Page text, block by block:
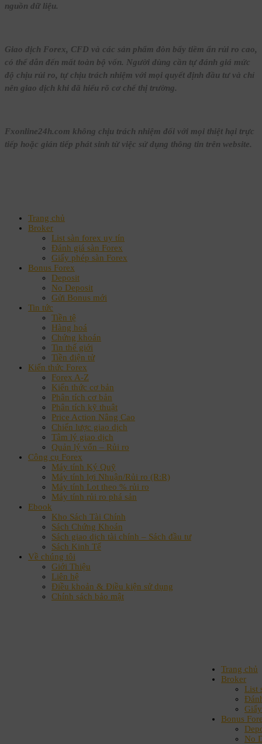
nguồn dữ liệu.
Giao dịch Forex, CFD và các sản phẩm đòn bẩy tiềm ẩn rủi ro cao,
có thể dẫn đến mất toàn bộ vốn. Người dùng cần tự đánh giá mức
độ chịu rủi ro, tự chịu trách nhiệm với mọi quyết định đầu tư và chỉ
nên giao dịch khi đã hiểu rõ cơ chế thị trường.
Fxonline24h.com không chịu trách nhiệm đối với mọi thiệt hại trực
tiếp hoặc gián tiếp phát sinh từ việc sử dụng thông tin trên website.
Trang chủ
Broker
List sàn forex uy tín
Đánh giá sàn Forex
Giấy phép sàn Forex
Bonus Forex
Deposit
No Deposit
Gửi Bonus mới
Tin tức
Tiền tệ
Hàng hoá
Chứng khoán
Tin thế giới
Tiền điện tử
Kiến thức Forex
Forex A-Z
Kiến thức cơ bản
Phân tích cơ bản
Phân tích kỹ thuật
Price Action Nâng Cao
Chiến lược giao dịch
Tâm lý giao dịch
Quản lý vốn – Rủi ro
Công cụ Forex
Máy tính Ký Quỹ
Máy tính lợi Nhuận/Rủi ro (R:R)
Máy tính Lot theo % rủi ro
Máy tính rủi ro phá sản
Ebook
Kho Sách Tài Chính
Sách Chứng Khoán
Sách giao dịch tài chính – Sách đầu tư
Sách Kinh Tế
Về chúng tôi
Giới Thiệu
Liên hệ
Điều khoản & Điều kiện sử dụng
Chính sách bảo mật
Trang chủ
Broker
List
Bonus
No